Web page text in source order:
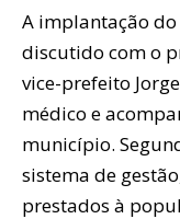
A implantação
discutido com o
vice-prefeito
médico e
município.
sistema de
prestados à